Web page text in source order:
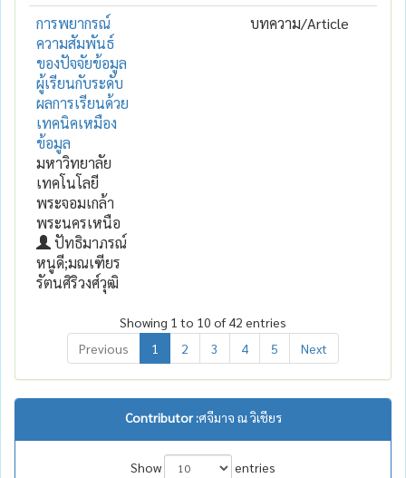
การพยากรณ์
ความสัมพันธ์
ของปัจจัยข้อมูล
ผู้เรียนกับระดับ
ผลการเรียนด้วย
เทคนิคเหมือง
ข้อมูล
มหาวิทยาลัย
เทคโนโลยี
พระจอมเกล้า
พระนครเหนือ
ปัทธิมาภรณ์
หนูดี;มณเฑียร
รัตนศิริวงศ์วุฒิ
บทความ/Article
Showing 1 to 10 of 42 entries
Previous
1 2 3 4 5 Next
Contributor :ศจีมาจ ณ วิเชียร
Show
entries